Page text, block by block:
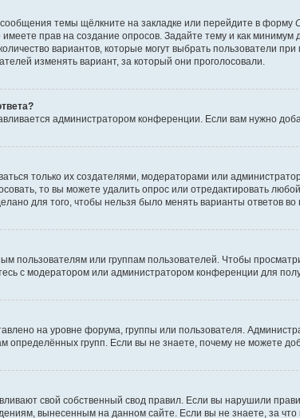
темы щёлкните на закладке или перейдите в форму
прав на создание опросов. Задайте тему и как
вариантов, которые могут выбрать пользователи
изменять вариант, за который они проголосовали.
администратором конференции. Если вам нужно
только их создателями, модераторами или
то вы можете удалить опрос или отредактировать
для того, чтобы нельзя было менять варианты ответов во
пользователям или группам пользователей. Чтобы
с модератором или администратором конференции для
на уровне форума, группы или пользователя.
определённых групп. Если вы не знаете, почему не можете
свой собственный свод правил. Если вы нарушили
вынесенным на данном сайте. Если вы не знаете, за